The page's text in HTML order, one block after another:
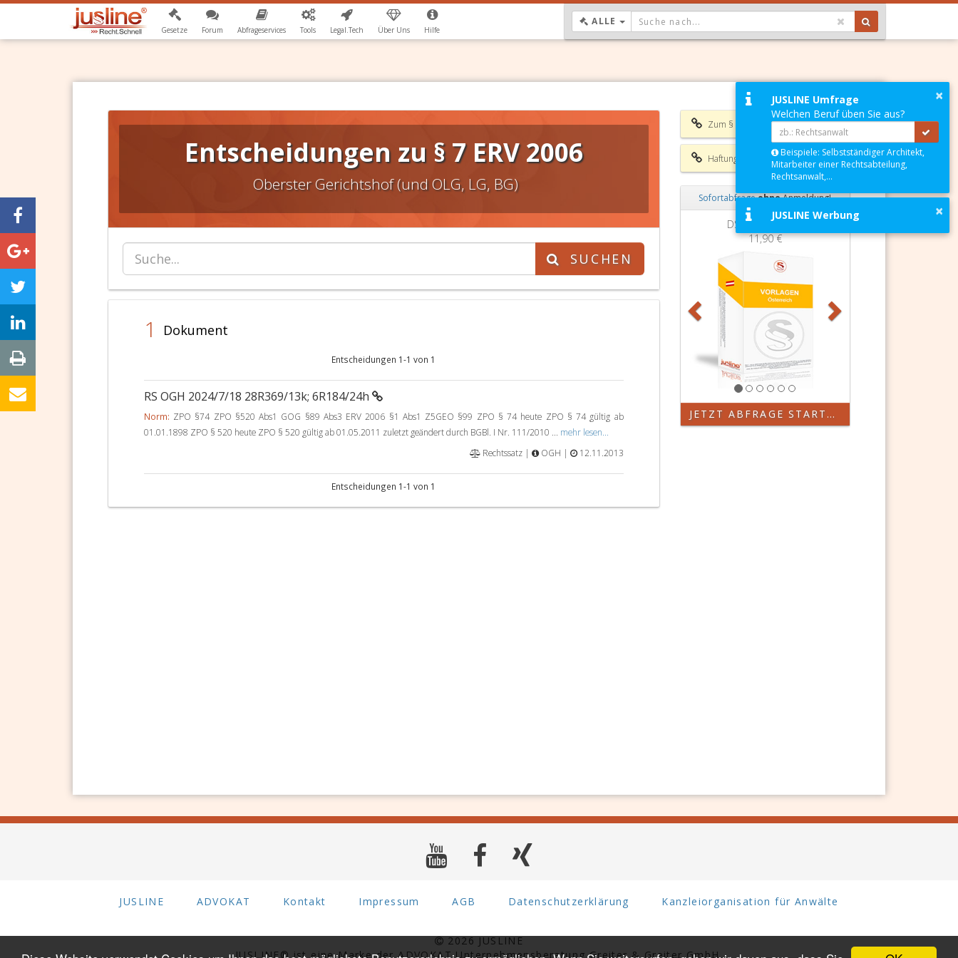
Gesetze Forum Abfrageservices Tools Legal.Tech Über Uns Hilfe
ALLE DROPDOWN: GEWÄHLTER WERT IST ALLE
Entscheidungen zu § 7 ERV 2006
Oberster Gerichtshof (und OLG, LG, BG)
SUCHEN
1 Dokument
Entscheidungen 1-1 von 1
RS OGH 2024/7/18 28R369/13k; 6R184/24h
Norm: ZPO §74 ZPO §520 Abs1 GOG §89 Abs3 ERV 2006 §1 Abs1 Z5GEO §99 ZPO § 74 heute ZPO § 74 gültig ab
01.01.1898 ZPO § 520 heute ZPO § 520 gültig ab 01.05.2011 zuletzt geändert durch BGBl. I Nr. 111/2010 ... mehr lesen...
Rechtssatz |
OGH | 12.11.2013
Entscheidungen 1-1 von 1
Zum § 7 ERV 2006
Haftungsausschluss
SofortabfrageohneAnmeldung!
DSGVO Vorlagen
11,90 €
Zurück Weiter
JETZT ABFRAGE STARTEN
JUSLINE ADVOKAT Kontakt Impressum AGB Datenschutzerklärung Kanzleiorganisation für Anwälte
2026 JUSLINE
JUSLINE® ist eine Marke der ADVOKAT Unternehmensberatung Greiter & Greiter GmbH.
×
JUSLINE Umfrage
Welchen Beruf üben Sie aus?
Beispiele: Selbstständiger Architekt,
Mitarbeiter einer Rechtsabteilung,
Rechtsanwalt,...
×
JUSLINE Werbung